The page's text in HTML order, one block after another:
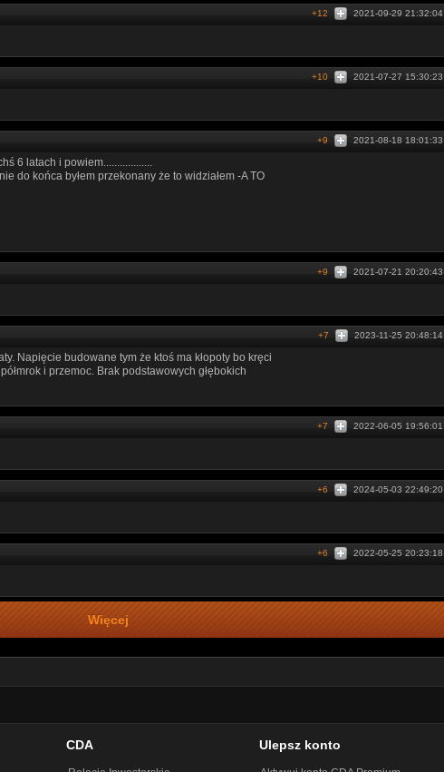
2021-09-29 21:32:04
+12
2021-07-27 15:30:23
+10
2021-08-18 18:01:33
+9
6 latach i powiem..................
do końca byłem przekonany że to widziałem -A TO
2021-07-21 20:20:43
+9
2023-11-25 20:48:14
+7
Napięcie budowane tym że ktoś ma kłopoty bo kręci
i przemoc. Brak podstawowych głębokich
2022-06-05 19:56:01
+7
2024-05-03 22:49:20
+6
2022-05-25 20:23:18
+6
Więcej
CDA Ulepsz konto